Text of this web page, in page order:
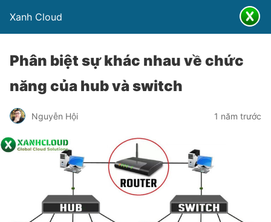
Xanh Cloud
Phân biệt sự khác nhau về chức
năng của hub và switch
Nguyễn Hội 1 năm trước